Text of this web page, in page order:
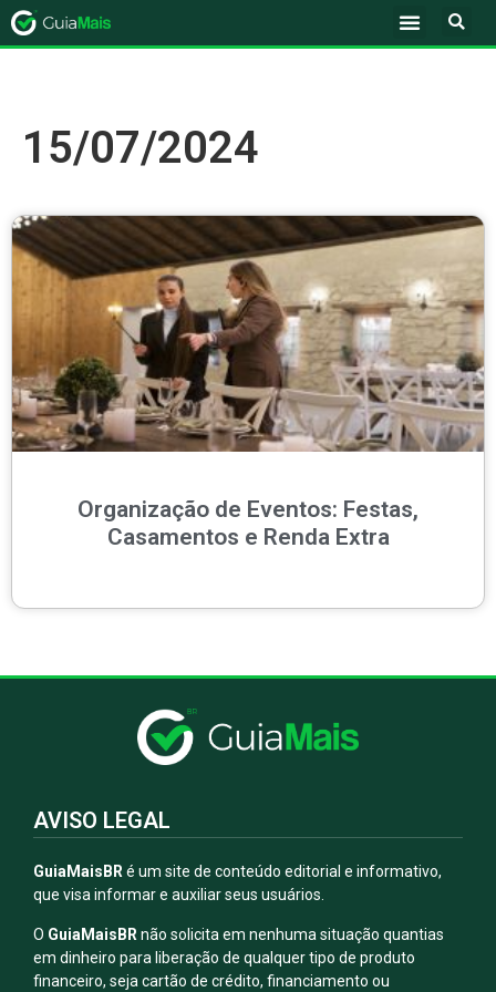
15/07/2024
Organização de Eventos: Festas,
Casamentos e Renda Extra
AVISO LEGAL
GuiaMaisBR é um site de conteúdo editorial e informativo,
que visa informar e auxiliar seus usuários.
O GuiaMaisBR não solicita em nenhuma situação quantias
em dinheiro para liberação de qualquer tipo de produto
financeiro, seja cartão de crédito, financiamento ou